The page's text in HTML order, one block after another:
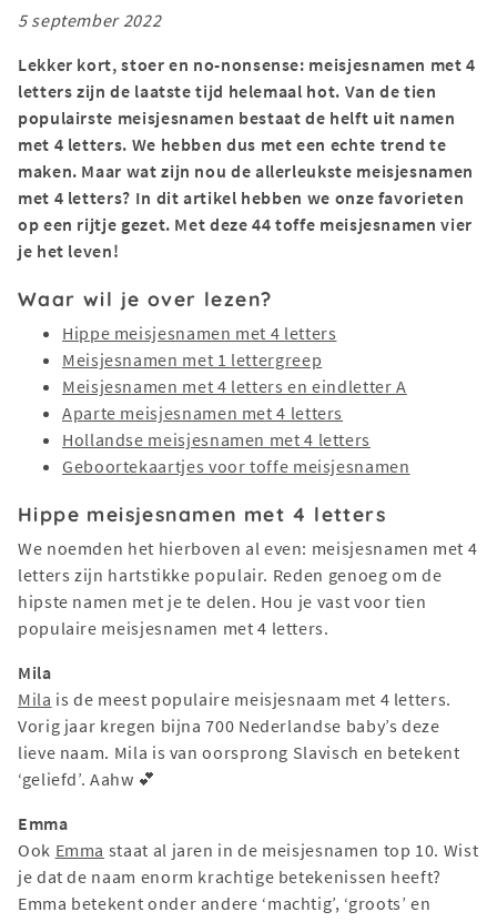
5 september 2022
Lekker kort, stoer en no-nonsense: meisjesnamen met 4
letters zijn de laatste tijd helemaal hot. Van de tien
populairste meisjesnamen bestaat de helft uit namen
met 4 letters. We hebben dus met een echte trend te
maken. Maar wat zijn nou de allerleukste meisjesnamen
met 4 letters? In dit artikel hebben we onze favorieten
op een rijtje gezet. Met deze 44 toffe meisjesnamen vier
je het leven!
Waar wil je over lezen?
Hippe meisjesnamen met 4 letters
Meisjesnamen met 1 lettergreep
Meisjesnamen met 4 letters en eindletter A
Aparte meisjesnamen met 4 letters
Hollandse meisjesnamen met 4 letters
Geboortekaartjes voor toffe meisjesnamen
Hippe meisjesnamen met 4 letters
We noemden het hierboven al even: meisjesnamen met 4
letters zijn hartstikke populair. Reden genoeg om de
hipste namen met je te delen. Hou je vast voor tien
populaire meisjesnamen met 4 letters.
Mila
Mila is de meest populaire meisjesnaam met 4 letters.
Vorig jaar kregen bijna 700 Nederlandse baby’s deze
lieve naam. Mila is van oorsprong Slavisch en betekent
‘geliefd’. Aahw 💕
Emma
Ook Emma staat al jaren in de meisjesnamen top 10. Wist
je dat de naam enorm krachtige betekenissen heeft?
Emma betekent onder andere ‘machtig’, ‘groots’ en